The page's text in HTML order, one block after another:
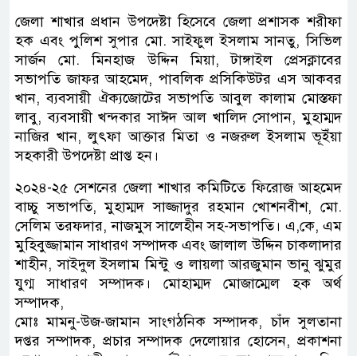
জেলা শাখার প্রধান উপদেষ্টা হিসেবে জেলা প্রশাসক শরীফা
হক এবং পুলিশ সুপার মো. সাইফুল ইসলাম সানতু, সিভিল
সার্জন মো. মিনহাজ উদ্দিন মিয়া, টাঙ্গাইল প্রেসক্লাবের
সভাপতি জাফর আহমেদ, পাবলিক প্রসিকিউটর এস আকবর
খান, ব্যবসায়ী ঐক্যজোটের সভাপতি আবুল কালাম মোস্তফা
লাবু, ব্যবসায়ী খন্দকার সাঈদ আল খালিদ সোপান, মুহাম্মদ
নাজির খান, লুৎফা আক্তার মিতা ও নজরুল ইসলাম ভূইঁয়া
সহকারী উপদেষ্টা প্রাপ্ত হন।
২০২৪-২৫ সেশনের জেলা শাখার কমিটিতে ফিরোজ আহমেদ
বাচ্চু সভাপতি, মুহাম্মদ সাজ্জাদুর রহমান খোশনবীশ, মো.
সেলিম তরফদার, নাজমুস সালেহীন সহ-সভাপতি। এ,কে, এম
মুহিবুজ্জামান সাধারণ সম্পাদক এবং জালাল উদ্দিন চাকলাদার
শাহীন, সাইদুল ইসলাম মিন্টু ও লায়লা আরজুমান ভানু ঝুমুর
যুগ্ম সাধারণ সম্পাদক। মোহাম্মদ মোজাম্মেল হক অর্থ
সম্পাদক,
মোঃ মামনু-উজ-জামান সাংগঠনিক সম্পাদক, চাঁদ সুলতানা
দপ্তর সম্পাদক, প্রচার সম্পাদক দেলোয়ার হোসেন, প্রকাশনা